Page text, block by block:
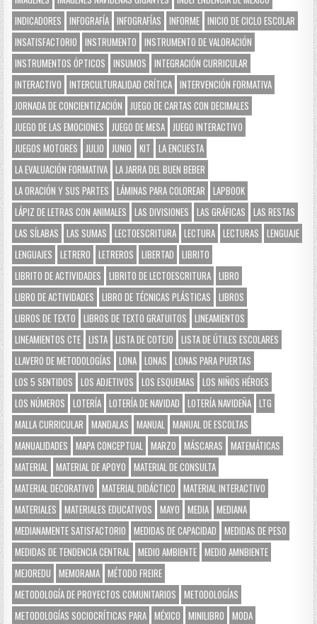
INDICADORES
INFOGRAFÍA INFOGRAFÍAS INFORME INICIO DE CICLO ESCOLAR
INSATISFACTORIO
INSTRUMENTO
INSTRUMENTO DE VALORACIÓN
INSTRUMENTOS ÓPTICOS
INSUMOS
INTEGRACIÓN CURRICULAR
INTERACTIVO
INTERCULTURALIDAD CRÍTICA INTERVENCIÓN FORMATIVA
JORNADA DE CONCIENTIZACIÓN
JUEGO DE CARTAS CON DECIMALES
JUEGO DE LAS EMOCIONES
JUEGO DE MESA JUEGO INTERACTIVO
JUEGOS MOTORES
JULIO JUNIO KIT
LA ENCUESTA
LA EVALUACIÓN FORMATIVA LA JARRA DEL BUEN BEBER
LA ORACIÓN Y SUS PARTES
LÁMINAS PARA COLOREAR
LAPBOOK
LÁPIZ DE LETRAS CON ANIMALES
LAS DIVISIONES LAS GRÁFICAS
LAS RESTAS
LAS SÍLABAS
LAS SUMAS LECTOESCRITURA LECTURA LECTURAS
LENGUAJE
LENGUAJES
LETRERO LETREROS LIBERTAD
LIBRITO
LIBRITO DE ACTIVIDADES
LIBRITO DE LECTOESCRITURA LIBRO
LIBRO DE ACTIVIDADES
LIBRO DE TÉCNICAS PLÁSTICAS
LIBROS
LIBROS DE TEXTO
LIBROS DE TEXTO GRATUITOS
LINEAMIENTOS
LINEAMIENTOS CTE LISTA LISTA DE COTEJO
LISTA DE ÚTILES ESCOLARES
LLAVERO DE METODOLOGÍAS
LONA LONAS
LONAS PARA PUERTAS
LOS 5 SENTIDOS
LOS ADJETIVOS LOS ESQUEMAS
LOS NIÑOS HÉROES
LOS NÚMEROS
LOTERÍA LOTERÍA DE NAVIDAD LOTERÍA NAVIDEÑA LTG
MALLA CURRICULAR
MANDALAS MANUAL MANUAL DE ESCOLTAS
MANUALIDADES
MAPA CONCEPTUAL MARZO MÁSCARAS
MATEMÁTICAS
MATERIAL MATERIAL DE APOYO
MATERIAL DE CONSULTA
MATERIAL DECORATIVO
MATERIAL DIDÁCTICO
MATERIAL INTERACTIVO
MATERIALES
MATERIALES EDUCATIVOS MAYO MEDIA MEDIANA
MEDIANAMENTE SATISFACTORIO
MEDIDAS DE CAPACIDAD
MEDIDAS DE PESO
MEDIDAS DE TENDENCIA CENTRAL MEDIO AMBIENTE MEDIO AMNBIENTE
MEJOREDU
MEMORAMA MÉTODO FREIRE
METODOLOGÍA DE PROYECTOS COMUNITARIOS
METODOLOGÍAS
METODOLOGÍAS SOCIOCRÍTICAS PARA MÉXICO MINILIBRO
MODA